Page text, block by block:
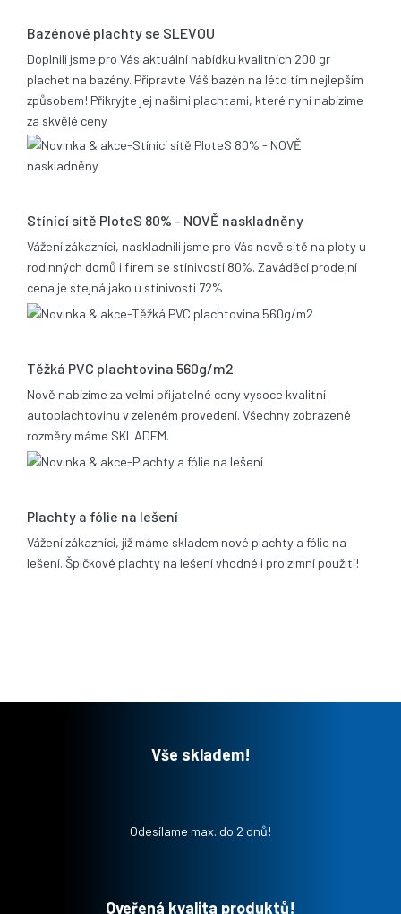
Bazénové plachty se SLEVOU
Doplnili jsme pro Vás aktuální nabídku kvalitních 200 gr
plachet na bazény. Připravte Váš bazén na léto tím nejlepším
způsobem! Přikryjte jej našimi plachtami, které nyní nabízíme
za skvělé ceny
Stínící sítě PloteS 80% - NOVĚ naskladněny
Vážení zákazníci, naskladnili jsme pro Vás nově sítě na ploty u
rodinných domů i firem se stínivostí 80%. Zaváděcí prodejní
cena je stejná jako u stínivosti 72%
Těžká PVC plachtovina 560g/m2
Nově nabízíme za velmi přijatelné ceny vysoce kvalitní
autoplachtovinu v zeleném provedení. Všechny zobrazené
rozměry máme SKLADEM.
Plachty a fólie na lešení
Vážení zákazníci, již máme skladem nové plachty a fólie na
lešení. Špičkové plachty na lešení vhodné i pro zimní použití!
Vše skladem!
Odesílame max. do 2 dnů!
Oveřená kvalita produktů!